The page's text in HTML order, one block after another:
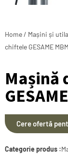
Home / Mașini și
chiftele GESAME
Mașină
Cere ofertă
Categorie produs :